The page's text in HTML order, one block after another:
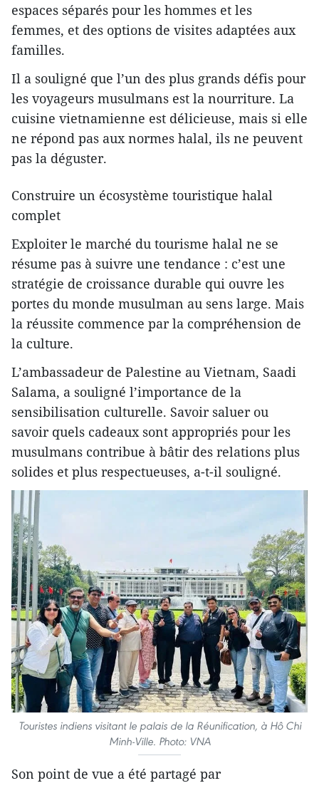
espaces séparés pour les hommes et les
femmes, et des options de visites adaptées aux
familles.
Il a souligné que l’un des plus grands défis pour
les voyageurs musulmans est la nourriture. La
cuisine vietnamienne est délicieuse, mais si elle
ne répond pas aux normes halal, ils ne peuvent
pas la déguster.
Construire un écosystème touristique halal
complet
Exploiter le marché du tourisme halal ne se
résume pas à suivre une tendance : c’est une
stratégie de croissance durable qui ouvre les
portes du monde musulman au sens large. Mais
la réussite commence par la compréhension de
la culture.
L’ambassadeur de Palestine au Vietnam, Saadi
Salama, a souligné l’importance de la
sensibilisation culturelle. Savoir saluer ou
savoir quels cadeaux sont appropriés pour les
musulmans contribue à bâtir des relations plus
solides et plus respectueuses, a-t-il souligné.
Touristes indiens visitant le palais de la Réunification, à Hô Chi
Minh-Ville. Photo: VNA
Son point de vue a été partagé par